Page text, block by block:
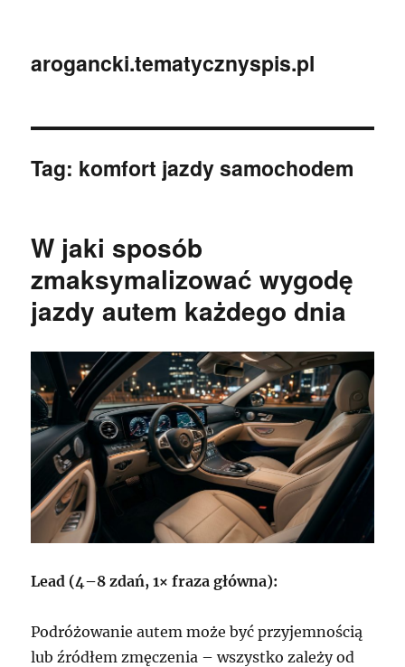
arogancki.tematycznyspis.pl
Tag: komfort jazdy samochodem
W jaki sposób
zmaksymalizować wygodę
jazdy autem każdego dnia
Lead (4–8 zdań, 1× fraza główna):
Podróżowanie autem może być przyjemnością
lub źródłem zmęczenia – wszystko zależy od